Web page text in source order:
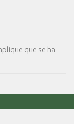
que se ha